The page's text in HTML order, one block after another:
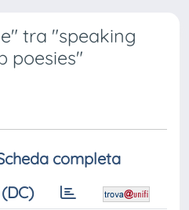
tra "speaking
poesies"
completa